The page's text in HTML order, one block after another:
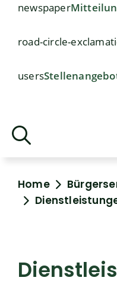
newspaper
road-circle-
users
Home